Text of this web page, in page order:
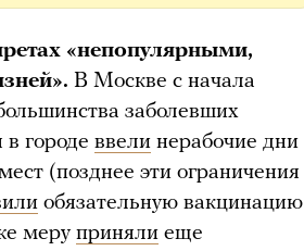
«непопулярными,
В Москве с начала
заболевших
городе ввели нерабочие дни
(позднее эти ограничения
обязательную вакцинацию
меру приняли еще